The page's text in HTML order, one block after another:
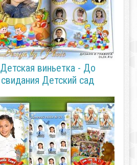
Детская виньетка - До
свидания Детский сад